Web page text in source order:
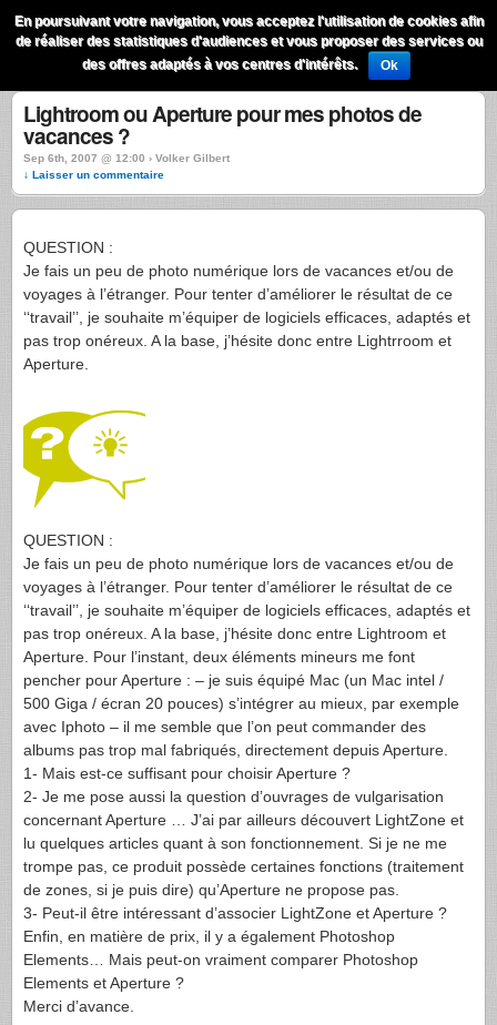
QuestionsPhoto Menu
Lightroom ou Aperture pour mes photos de
vacances ?
Sep 6th, 2007 @ 12:00 › Volker Gilbert
↓ Laisser un commentaire
QUESTION :
Je fais un peu de photo numérique lors de vacances et/ou de
voyages à l’étranger. Pour tenter d’améliorer le résultat de ce
‘‘travail’’, je souhaite m’équiper de logiciels efficaces, adaptés et
pas trop onéreux. A la base, j’hésite donc entre Lightrroom et
Aperture.
QUESTION :
Je fais un peu de photo numérique lors de vacances et/ou de
voyages à l’étranger. Pour tenter d’améliorer le résultat de ce
‘‘travail’’, je souhaite m’équiper de logiciels efficaces, adaptés et
pas trop onéreux. A la base, j’hésite donc entre Lightroom et
Aperture. Pour l’instant, deux éléments mineurs me font
pencher pour Aperture : – je suis équipé Mac (un Mac intel /
500 Giga / écran 20 pouces) s’intégrer au mieux, par exemple
avec Iphoto – il me semble que l’on peut commander des
albums pas trop mal fabriqués, directement depuis Aperture.
1- Mais est-ce suffisant pour choisir Aperture ?
2- Je me pose aussi la question d’ouvrages de vulgarisation
concernant Aperture … J’ai par ailleurs découvert LightZone et
lu quelques articles quant à son fonctionnement. Si je ne me
trompe pas, ce produit possède certaines fonctions (traitement
de zones, si je puis dire) qu’Aperture ne propose pas.
3- Peut-il être intéressant d’associer LightZone et Aperture ?
Enfin, en matière de prix, il y a également Photoshop
Elements… Mais peut-on vraiment comparer Photoshop
Elements et Aperture ?
Merci d’avance.
En poursuivant votre navigation, vous acceptez l'utilisation de cookies afin
de réaliser des statistiques d'audiences et vous proposer des services ou
des offres adaptés à vos centres d'intérêts.
Ok